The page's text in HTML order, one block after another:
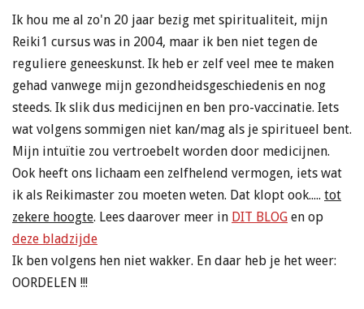
Ik hou me al zo'n 20 jaar bezig met spiritualiteit, mijn
Reiki1 cursus was in 2004, maar ik ben niet tegen de
reguliere geneeskunst. Ik heb er zelf veel mee te maken
gehad vanwege mijn gezondheidsgeschiedenis en nog
steeds. Ik slik dus medicijnen en ben pro-vaccinatie. Iets
wat volgens sommigen niet kan/mag als je spiritueel bent.
Mijn intuïtie zou vertroebelt worden door medicijnen.
Ook heeft ons lichaam een zelfhelend vermogen, iets wat
ik als Reikimaster zou moeten weten. Dat klopt ook..... tot
zekere hoogte. Lees daarover meer in DIT BLOG en op
deze bladzijde
Ik ben volgens hen niet wakker. En daar heb je het weer:
OORDELEN !!!